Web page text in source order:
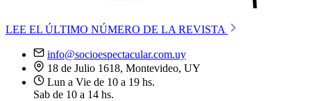
LEE EL ÚLTIMO NÚMERO DE LA REVISTA
info@socioespectacular.com.uy
18 de Julio 1618, Montevideo, UY
Lun a Vie de 10 a 19 hs.
Sab de 10 a 14 hs.